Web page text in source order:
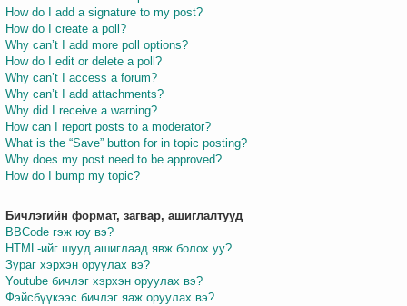
How do I add a signature to my post?
How do I create a poll?
Why can’t I add more poll options?
How do I edit or delete a poll?
Why can’t I access a forum?
Why can’t I add attachments?
Why did I receive a warning?
How can I report posts to a moderator?
What is the “Save” button for in topic posting?
Why does my post need to be approved?
How do I bump my topic?
Бичлэгийн формат, загвар, ашиглалтууд
BBCode гэж юу вэ?
HTML-ийг шууд ашиглаад явж болох уу?
Зураг хэрхэн оруулах вэ?
Youtube бичлэг хэрхэн оруулах вэ?
Фэйсбүүкээс бичлэг яаж оруулах вэ?